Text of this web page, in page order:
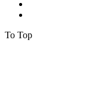
To Top